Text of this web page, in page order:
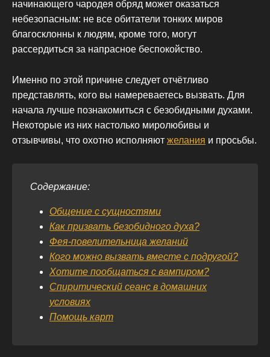
начинающего чародея обряд может оказаться
небезопасным: не все обитатели тонких миров
благосклонны к людям, кроме того, могут
рассердиться за напрасное беспокойство.
Именно по этой причине следует отчётливо
представлять, кого вы намереваетесь вызвать. Для
начала лучше познакомиться с безобидными духами.
Некоторые из них настолько миролюбивы и
отзывчивы, что охотно исполняют желания и просьбы.
Содержание:
Общение с сущностями
Как призвать безобидного духа?
Фея-повелительница желаний
Кого можно вызвать вместе с подругой?
Хотите пообщаться с вампиром?
Спиритический сеанс в домашних
условиях
Помощь карт